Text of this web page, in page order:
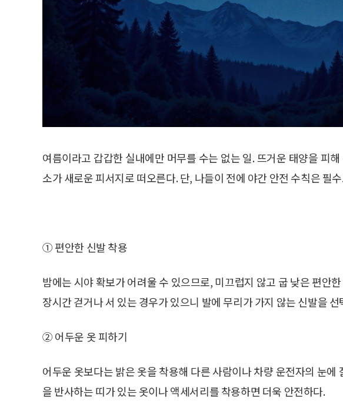
여름이라고 갑갑한 실내에만 머무를 수는 없는 일. 뜨거운 태양을 피
소가 새로운 피서지로 떠오른다. 단, 나들이 전에 야간 안전 수칙은 필
① 편안한 신발 착용
밤에는 시야 확보가 어려울 수 있으므로, 미끄럽지 않고 굽 낮은 편안
장시간 걷거나 서 있는 경우가 있으니 발에 무리가 가지 않는 신발을
② 어두운 옷 피하기
어두운 옷보다는 밝은 옷을 착용해 다른 사람이나 차량 운전자의 눈에
을 반사하는 띠가 있는 옷이나 액세서리를 착용하면 더욱 안전하다.